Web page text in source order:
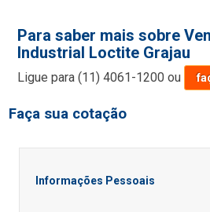
Para saber mais sobre
Industrial Loctite Grajau
Ligue para(11) 4061-1200 ou
Faça sua cotação
Informações Pessoais